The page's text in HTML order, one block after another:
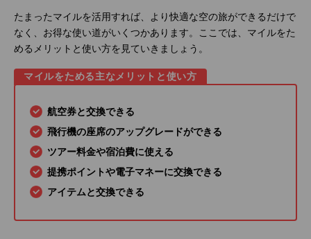
たまったマイルを活用すれば、より快適な空の旅ができるだけで
なく、お得な使い道がいくつかあります。ここでは、マイルをた
めるメリットと使い方を見ていきましょう。
マイルをためる主なメリットと使い方
航空券と交換できる
飛行機の座席のアップグレードができる
ツアー料金や宿泊費に使える
提携ポイントや電子マネーに交換できる
アイテムと交換できる